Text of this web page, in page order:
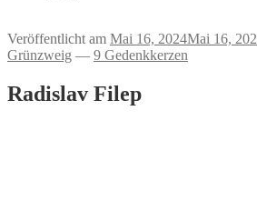
Veröffentlicht am Mai 16, 2024Mai 16,
Grünzweig — 9 Gedenkkerzen
Radislav Filep